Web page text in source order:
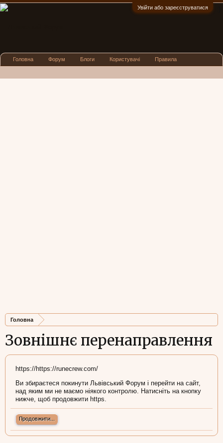
Увійти або зареєструватися
Головна
Зовнішнє перенаправлення
https://https://runecrew.com/
Ви збираєтеся покинути Львівський Форум і перейти на сайт,
над яким ми не маємо ніякого контролю. Натисніть на кнопку
нижче, щоб продовжити https.
Продовжити...
Головна Форум Блоги Користувачі Правила